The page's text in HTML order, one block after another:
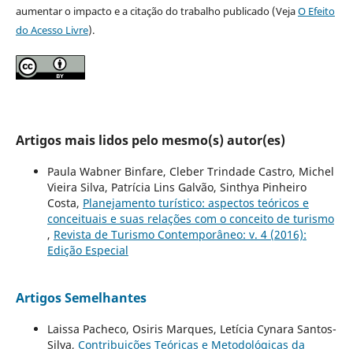
aumentar o impacto e a citação do trabalho publicado (VejaO Efeito
do Acesso Livre).
Artigos mais lidos pelo mesmo(s) autor(es)
Paula Wabner Binfare, Cleber Trindade Castro, Michel
Vieira Silva, Patrícia Lins Galvão, Sinthya Pinheiro
Costa, Planejamento turístico: aspectos teóricos e
conceituais e suas relações com o conceito de turismo
, Revista de Turismo Contemporâneo: v. 4 (2016):
Edição Especial
Artigos Semelhantes
Laissa Pacheco, Osiris Marques, Letícia Cynara Santos-
Silva, Contribuições Teóricas e Metodológicas da